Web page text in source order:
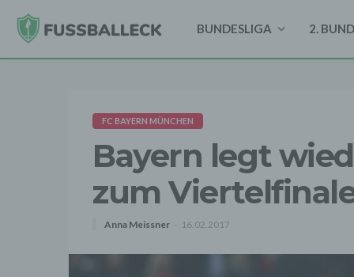
BUNDESLIGA 2.
FC BAYERN MÜNCHEN
Bayern legt
zum
Anna Meissner 16.02.2017